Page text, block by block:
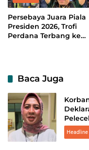
Persebaya Juara Piala
Presiden 2026, Trofi
Perdana Terbang ke
Baca Juga
Headline